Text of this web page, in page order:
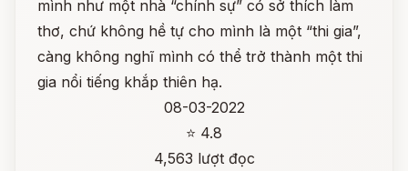
mình như một nhà “chính sự” có sở thích làm
thơ, chứ không hề tự cho mình là một “thi gia”,
càng không nghĩ mình có thể trở thành một thi
gia nổi tiếng khắp thiên hạ.
08-03-2022
⭐ 4.8
4,563 lượt đọc